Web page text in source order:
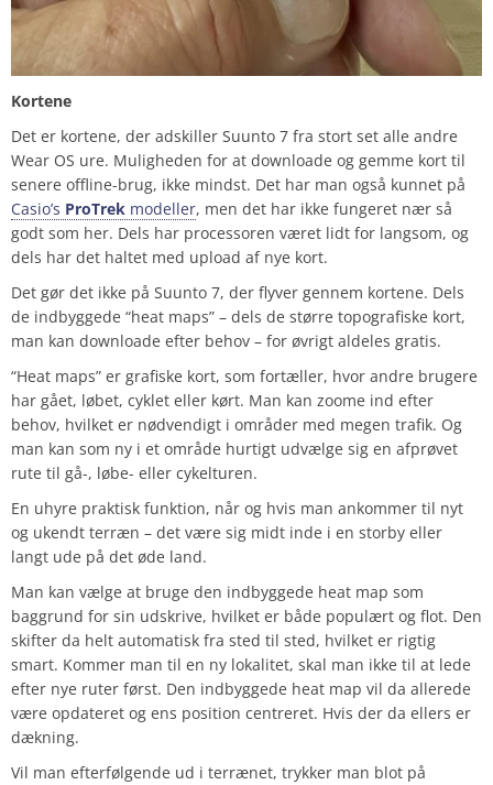
Kortene
Det er kortene, der adskiller Suunto 7 fra stort set alle andre
Wear OS ure. Muligheden for at downloade og gemme kort til
senere offline-brug, ikke mindst. Det har man også kunnet på
Casio’s ProTrek modeller, men det har ikke fungeret nær så
godt som her. Dels har processoren været lidt for langsom, og
dels har det haltet med upload af nye kort.
Det gør det ikke på Suunto 7, der flyver gennem kortene. Dels
de indbyggede “heat maps” – dels de større topografiske kort,
man kan downloade efter behov – for øvrigt aldeles gratis.
“Heat maps” er grafiske kort, som fortæller, hvor andre brugere
har gået, løbet, cyklet eller kørt. Man kan zoome ind efter
behov, hvilket er nødvendigt i områder med megen trafik. Og
man kan som ny i et område hurtigt udvælge sig en afprøvet
rute til gå-, løbe- eller cykelturen.
En uhyre praktisk funktion, når og hvis man ankommer til nyt
og ukendt terræn – det være sig midt inde i en storby eller
langt ude på det øde land.
Man kan vælge at bruge den indbyggede heat map som
baggrund for sin udskrive, hvilket er både populært og flot. Den
skifter da helt automatisk fra sted til sted, hvilket er rigtig
smart. Kommer man til en ny lokalitet, skal man ikke til at lede
efter nye ruter først. Den indbyggede heat map vil da allerede
være opdateret og ens position centreret. Hvis der da ellers er
dækning.
Vil man efterfølgende ud i terrænet, trykker man blot på